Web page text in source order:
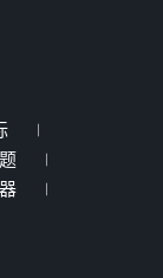
|
|
|